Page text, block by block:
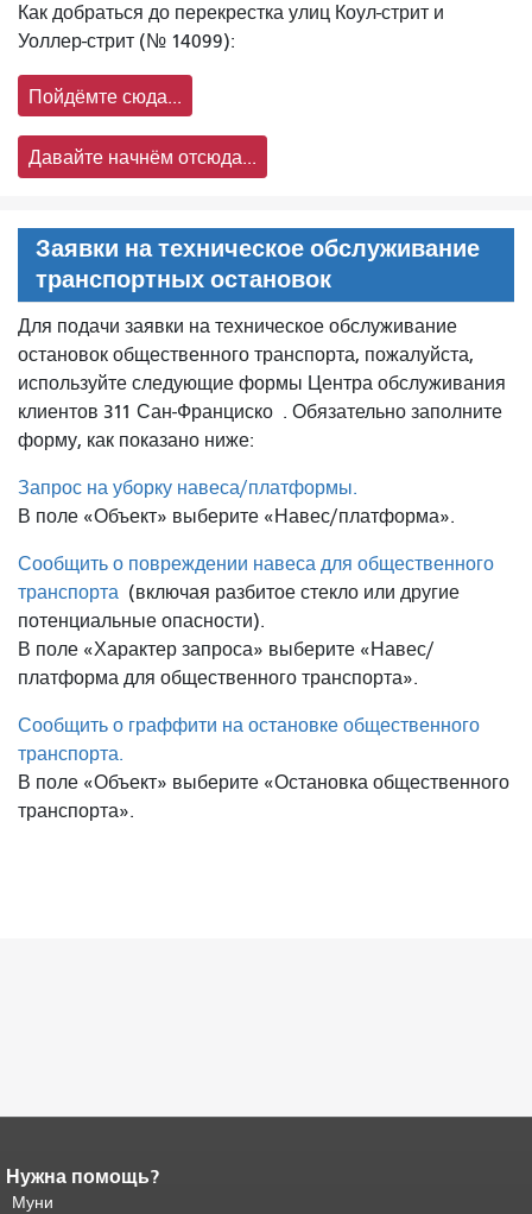
Как добраться до перекрестка улиц Коул-стрит и
Уоллер-стрит (№ 14099):
Пойдёмте сюда...
Давайте начнём отсюда...
Заявки на техническое обслуживание
транспортных остановок
Для подачи заявки на техническое обслуживание
остановок общественного транспорта, пожалуйста,
используйте следующие формы Центра обслуживания
клиентов 311 Сан-Франциско . Обязательно заполните
форму, как показано ниже:
Запрос на уборку навеса/платформы.
В поле «Объект» выберите «Навес/платформа».
Сообщить о повреждении навеса для общественного
транспорта (включая разбитое стекло или другие
потенциальные опасности).
В поле «Характер запроса» выберите «Навес/
платформа для общественного транспорта».
Сообщить о граффити на остановке общественного
транспорта.
В поле «Объект» выберите «Остановка общественного
транспорта».
Конец содержимого
страницы.
Нужна помощь?
Муни